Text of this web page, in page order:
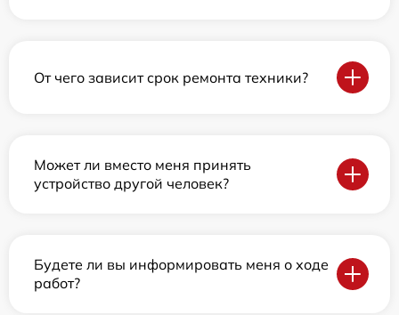
От чего зависит срок ремонта техники?
Может ли вместо меня принять
устройство другой человек?
Будете ли вы информировать меня о ходе
работ?